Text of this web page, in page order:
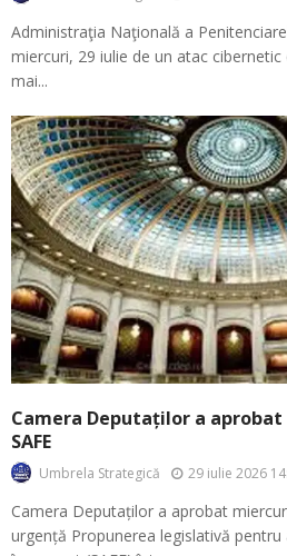
Administraţia Naţională a
miercuri, 29 iulie de un atac
mai...
Camera Deputaților a
SAFE
Umbrela Strategică 29 iulie 2026
Camera Deputaților a aprobat
urgență Propunerea legislativă